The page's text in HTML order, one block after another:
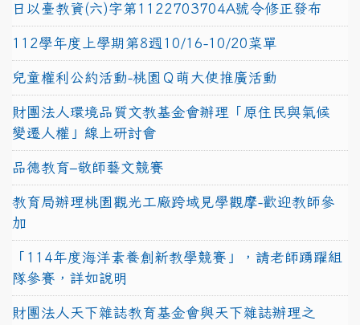
日以臺教資(六)字第1122703704A號令修正發布
112學年度上學期第8週10/16-10/20菜單
兒童權利公約活動-桃園Ｑ萌大使推廣活動
財團法人環境品質文教基金會辦理「原住民與氣候
變遷人權」線上研討會
品德教育–敬師藝文競賽
教育局辦理桃園觀光工廠跨域見學觀摩-歡迎教師參
加
「114年度海洋素養創新教學競賽」，請老師踴躍組
隊參賽，詳如說明
財團法人天下雜誌教育基金會與天下雜誌辦理之